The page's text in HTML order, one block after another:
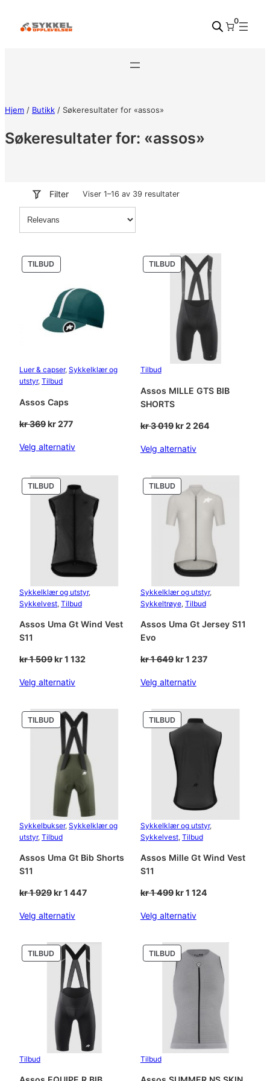
0
Hjem / Butikk / Søkeresultater for «assos»
Søkeresultater for: «assos»
Filter Viser 1–16 av 39 resultater
TILBUDPRODUKT
PÅ
SALG
Luer & capser, Sykkelklær og
utstyr, Tilbud
Assos Caps
kr369Opprinnelig
var:
kr277Nåværende
er:
Velg alternativ
TILBUDPRODUKT
PÅ
SALG
Tilbud
Assos MILLE GTS BIB
SHORTS
kr3 019Opprinnelig
var:
019.
kr2 264Nåværende
264.
Velg alternativ
TILBUDPRODUKT
PÅ
SALG
Sykkelklær og utstyr
Sykkelvest, Tilbud
Assos Uma Gt Wind Vest
S11
kr1 509Opprinnelig
var:
509.
kr1 132
132.
Velg alternativ
TILBUDPRODUKT
PÅ
Sykkelklær og utstyr
Sykkeltrøye, Tilbud
Assos Uma Gt Jersey S11
Evo
kr1 649Opprinnelig
var:
649.
kr1 237Nåværende
237.
Velg alternativ
TILBUDPRODUKT
PÅ
SALG
Sykkelbukser, Sykkelklær og
utstyr, Tilbud
Assos Uma Gt Bib Shorts
S11
kr1 929Opprinnelig
var:
929.
kr1 447Nåværende
447.
Velg alternativ
TILBUDPRODUKT
PÅ
Sykkelklær og utstyr
Sykkelvest, Tilbud
Assos Mille Gt Wind Vest
S11
kr1 499Opprinnelig
var:
499.
kr1 124Nåværende
124.
Velg alternativ
TILBUDPRODUKT
PÅ
SALG
Tilbud
TILBUDPRODUKT
PÅ
Tilbud